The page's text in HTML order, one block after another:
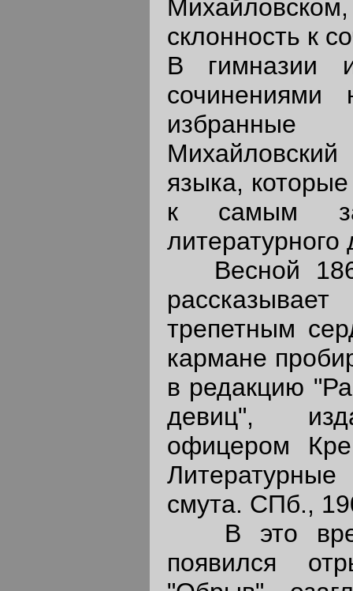
склонность к
В гимназии
языка,
к самым
литературного
Весной
трепетным
кармане
в редакцию
девиц",
офицером
смута. СПб.,
В это
появился